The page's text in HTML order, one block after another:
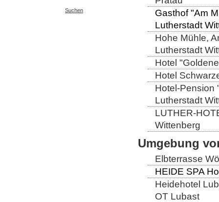
Suchen
Gasthof "Am
Lutherstadt
Hohe Mühle,
Lutherstadt
Hotel
Hotel
Hotel-Pension
Lutherstadt
LUTHER-
Wittenberg
Umgebung
Elbterrasse
HEIDE SPA
Heidehotel
OT Lubast